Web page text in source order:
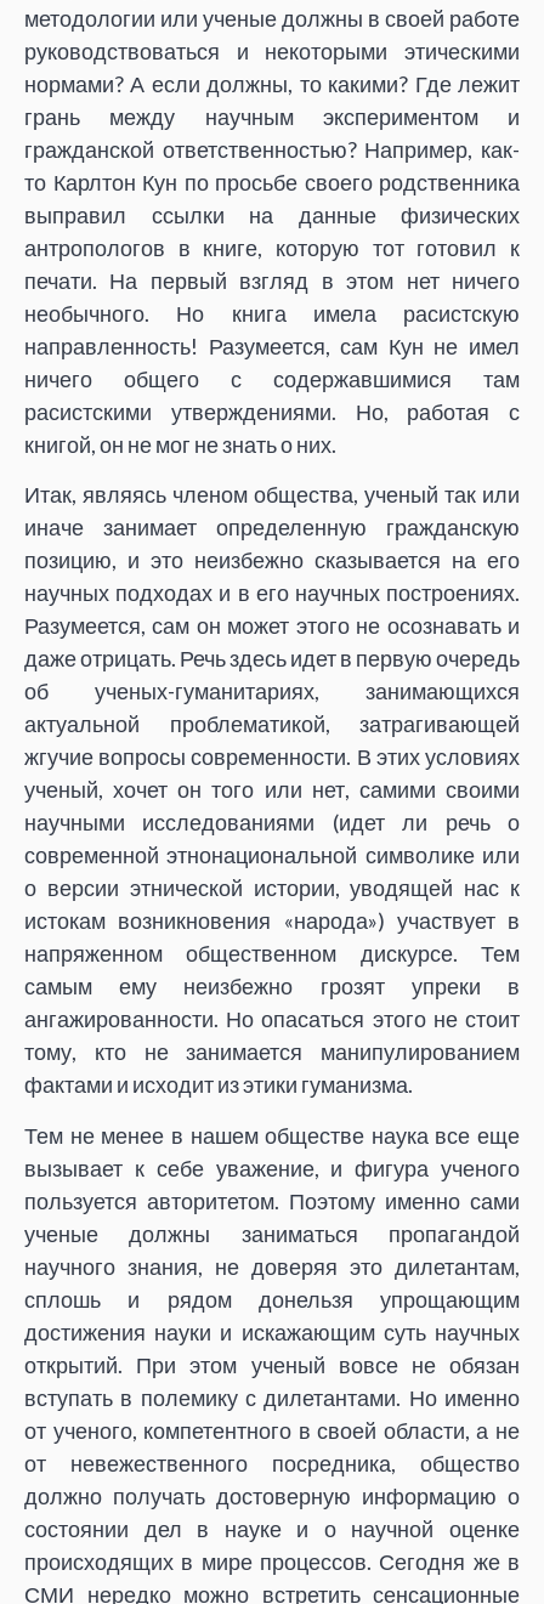
методологии или ученые должны в своей работе
руководствоваться и некоторыми этическими
нормами? А если должны, то какими? Где лежит
грань между научным экспериментом и
гражданской ответственностью? Например, как-
то Карлтон Кун по просьбе своего родственника
выправил ссылки на данные физических
антропологов в книге, которую тот готовил к
печати. На первый взгляд в этом нет ничего
необычного. Но книга имела расистскую
направленность! Разумеется, сам Кун не имел
ничего общего с содержавшимися там
расистскими утверждениями. Но, работая с
книгой, он не мог не знать о них.
Итак, являясь членом общества, ученый так или
иначе занимает определенную гражданскую
позицию, и это неизбежно сказывается на его
научных подходах и в его научных построениях.
Разумеется, сам он может этого не осознавать и
даже отрицать. Речь здесь идет в первую очередь
об ученых-гуманитариях, занимающихся
актуальной проблематикой, затрагивающей
жгучие вопросы современности. В этих условиях
ученый, хочет он того или нет, самими своими
научными исследованиями (идет ли речь о
современной этнонациональной символике или
о версии этнической истории, уводящей нас к
истокам возникновения «народа») участвует в
напряженном общественном дискурсе. Тем
самым ему неизбежно грозят упреки в
ангажированности. Но опасаться этого не стоит
тому, кто не занимается манипулированием
фактами и исходит из этики гуманизма.
Тем не менее в нашем обществе наука все еще
вызывает к себе уважение, и фигура ученого
пользуется авторитетом. Поэтому именно сами
ученые должны заниматься пропагандой
научного знания, не доверяя это дилетантам,
сплошь и рядом донельзя упрощающим
достижения науки и искажающим суть научных
открытий. При этом ученый вовсе не обязан
вступать в полемику с дилетантами. Но именно
от ученого, компетентного в своей области, а не
от невежественного посредника, общество
должно получать достоверную информацию о
состоянии дел в науке и о научной оценке
происходящих в мире процессов. Сегодня же в
СМИ нередко можно встретить сенсационные